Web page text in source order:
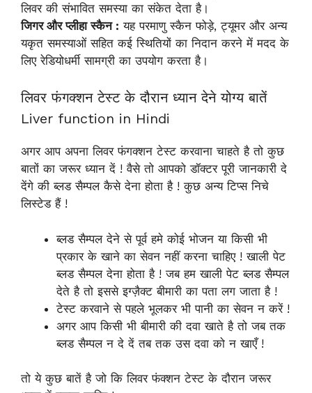
लिवर की संभावित समस्या का संकेत देता है।
जिगर और प्लीहा स्कैन : यह परमाणु स्कैन फोड़े, ट्यूमर और अन्य
यकृत समस्याओं सहित कई स्थितियों का निदान करने में मदद के
लिए रेडियोधर्मी सामग्री का उपयोग करता है।
लिवर फंगक्शन टेस्ट के दौरान ध्यान देने योग्य बातें
Liver function in Hindi
अगर आप अपना लिवर फंगक्शन टेस्ट करवाना चाहते है तो कुछ
बातों का जरूर ध्यान दें ! वैसे तो आपको डॉक्टर पूरी जानकारी दे
देंगे की ब्लड सैम्पल कैसे देना होता है ! कुछ अन्य टिप्स निचे
लिस्टेड हैं !
ब्लड सैम्पल देने से पूर्व हमे कोई भोजन या किसी भी
प्रकार के खाने का सेवन नहीं करना चाहिए ! खाली पेट
ब्लड सैम्पल देना होता है ! जब हम खाली पेट ब्लड सैम्पल
देते है तो इससे इग्ज़ैक्ट बीमारी का पता लग जाता है !
टेस्ट करवाने से पहले भूलकर भी पानी का सेवन न करें !
अगर आप किसी भी बीमारी की दवा खाते है तो जब तक
ब्लड सैम्पल न दे दें तब तक उस दवा को न खाएँ !
तो ये कुछ बातें है जो कि लिवर फंक्शन टेस्ट के दौरान जरूर